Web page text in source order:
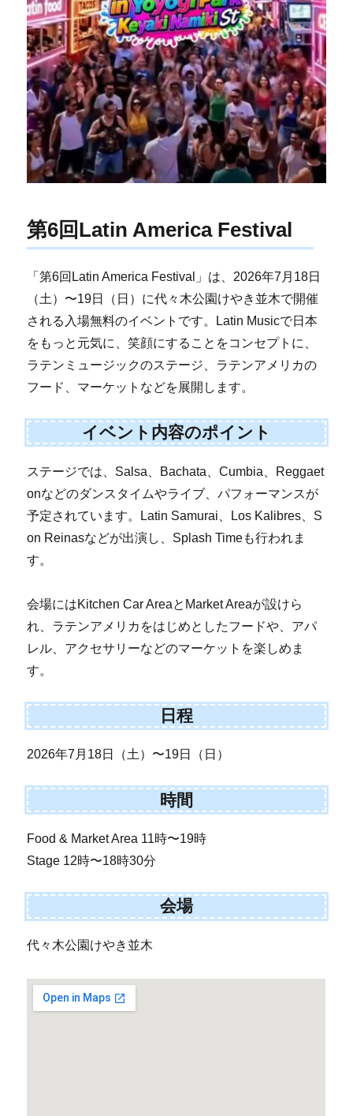
第6回Latin America Festival
「第6回Latin America Festival」は、2026年7月18日
（土）〜19日（日）に代々木公園けやき並木で開催
される入場無料のイベントです。Latin Musicで日本
をもっと元気に、笑顔にすることをコンセプトに、
ラテンミュージックのステージ、ラテンアメリカの
フード、マーケットなどを展開します。
イベント内容のポイント
ステージでは、Salsa、Bachata、Cumbia、Reggaet
onなどのダンスタイムやライブ、パフォーマンスが
予定されています。Latin Samurai、Los Kalibres、S
on Reinasなどが出演し、Splash Timeも行われま
す。
会場にはKitchen Car AreaとMarket Areaが設けら
れ、ラテンアメリカをはじめとしたフードや、アパ
レル、アクセサリーなどのマーケットを楽しめま
す。
日程
2026年7月18日（土）〜19日（日）
時間
Food & Market Area 11時〜19時
Stage 12時〜18時30分
会場
代々木公園けやき並木